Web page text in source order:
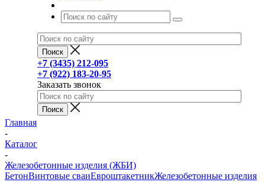
+7 (3435) 212-095
+7 (922) 183-20-95
Заказать звонок
Главная
-
Каталог
-
Железобетонные изделия (ЖБИ)
БетонВинтовые сваиЕвроштакетникЖелезобетонные изделия